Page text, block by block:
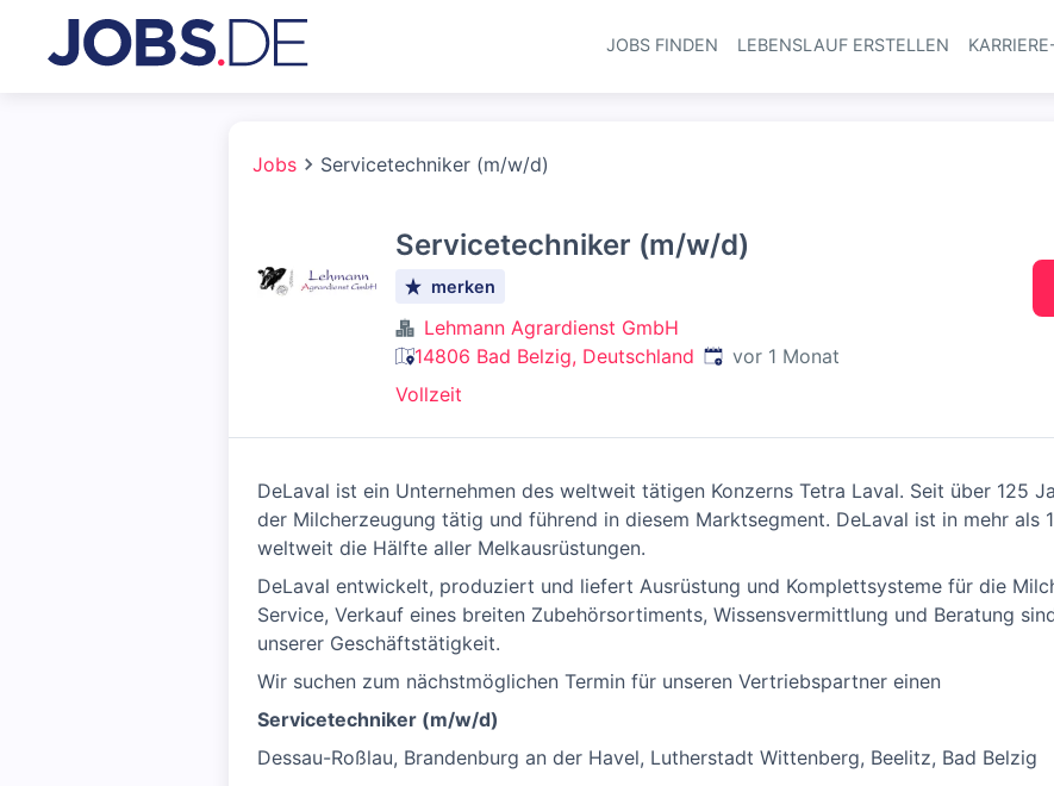
Haupt-
JOBS FINDEN LEBENSLAUF ERSTELLEN
Jobs Servicetechniker (m/w/d)
Servicetechniker (m/w/d)
merken
Lehmann Agrardienst GmbH
14806 Bad Belzig, Deutschland Veröffentlicht:
vor 1 Monat
Vollzeit
DeLaval ist ein Unternehmen des weltweit tätigen Konzerns Tetra Laval. Seit über 125
der Milcherzeugung tätig und führend in diesem Marktsegment. DeLaval ist in mehr als
weltweit die Hälfte aller Melkausrüstungen.
DeLaval entwickelt, produziert und liefert Ausrüstung und Komplettsysteme für die
Service, Verkauf eines breiten Zubehörsortiments, Wissensvermittlung und Beratung
unserer Geschäftstätigkeit.
Wir suchen zum nächstmöglichen Termin für unseren Vertriebspartner einen
Servicetechniker (m/w/d)
Dessau-Roßlau, Brandenburg an der Havel, Lutherstadt Wittenberg, Beelitz, Bad Belzig